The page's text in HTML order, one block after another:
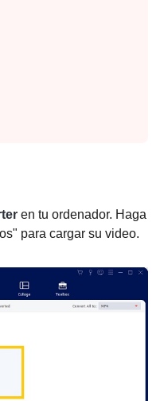
en tu ordenador. Haga
para cargar su video.